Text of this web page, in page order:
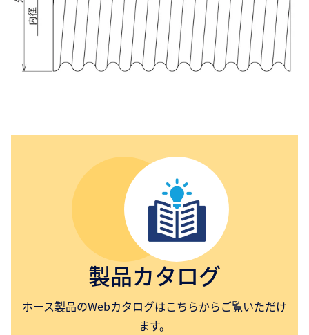
製品カタログ
ホース製品のWebカタログはこちらからご覧いただけ
ます。